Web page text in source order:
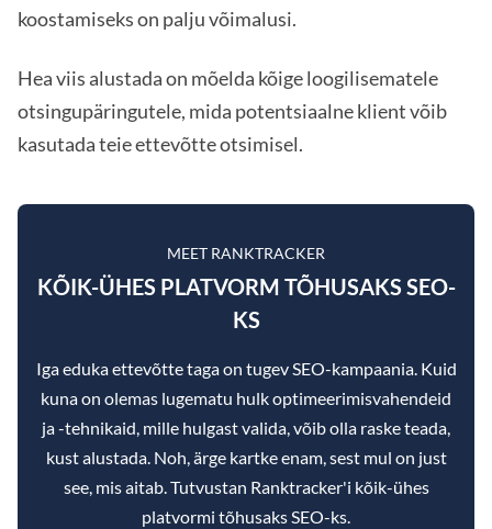
koostamiseks on palju võimalusi.
Hea viis alustada on mõelda kõige loogilisematele
otsingupäringutele, mida potentsiaalne klient võib
kasutada teie ettevõtte otsimisel.
MEET RANKTRACKER
KÕIK-ÜHES PLATVORM TÕHUSAKS SEO-
KS
Iga eduka ettevõtte taga on tugev SEO-kampaania. Kuid
kuna on olemas lugematu hulk optimeerimisvahendeid
ja -tehnikaid, mille hulgast valida, võib olla raske teada,
kust alustada. Noh, ärge kartke enam, sest mul on just
see, mis aitab. Tutvustan Ranktracker'i kõik-ühes
platvormi tõhusaks SEO-ks.